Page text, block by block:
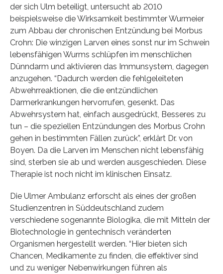
der sich Ulm beteiligt, untersucht ab 2010
beispielsweise die Wirksamkeit bestimmter Wurmeier
zum Abbau der chronischen Entzündung bei Morbus
Crohn: Die winzigen Larven eines sonst nur im Schwein
lebensfähigen Wurms schlüpfen im menschlichen
Dünndarm und aktivieren das Immunsystem, dagegen
anzugehen. “Dadurch werden die fehlgeleiteten
Abwehrreaktionen, die die entzündlichen
Darmerkrankungen hervorrufen, gesenkt. Das
Abwehrsystem hat, einfach ausgedrückt, Besseres zu
tun – die speziellen Entzündungen des Morbus Crohn
gehen in bestimmten Fällen zurück”, erklärt Dr. von
Boyen. Da die Larven im Menschen nicht lebensfähig
sind, sterben sie ab und werden ausgeschieden. Diese
Therapie ist noch nicht im klinischen Einsatz.
Die Ulmer Ambulanz erforscht als eines der großen
Studienzentren in Süddeutschland zudem
verschiedene sogenannte Biologika, die mit Mitteln der
Biotechnologie in gentechnisch veränderten
Organismen hergestellt werden. “Hier bieten sich
Chancen, Medikamente zu finden, die effektiver sind
und zu weniger Nebenwirkungen führen als